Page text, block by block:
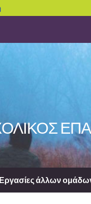
Εργασίες άλλων